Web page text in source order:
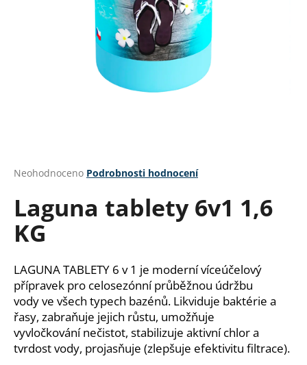
Průměrné
produktu
je
0,0
hvězdiček.
Neohodnoceno Podrobnosti hodnocení
Laguna tablety 6v1 1,6
KG
LAGUNA TABLETY 6 v 1 je moderní víceúčelový
přípravek pro celosezónní průběžnou údržbu
vody ve všech typech bazénů. Likviduje baktérie a
řasy, zabraňuje jejich růstu, umožňuje
vyvločkování nečistot, stabilizuje aktivní chlor a
tvrdost vody, projasňuje (zlepšuje efektivitu filtrace).
D
o
o
r
u
č
u
j
e